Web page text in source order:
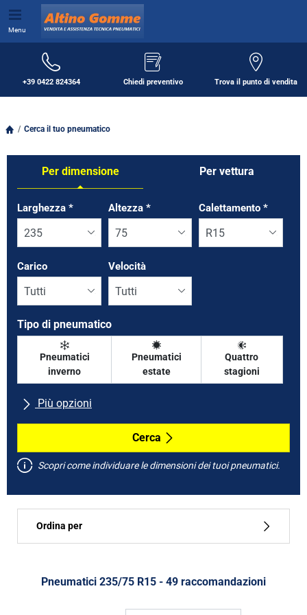
Menu
+39 0422 824364 Chiedi preventivo Trova il punto di vendita
Cerca il tuo pneumatico
Per dimensione Per vettura
Tab updated: Per dimensione
Larghezza * Altezza * Calettamento*
Carico Velocità
Tipo di pneumatico
Pneumatici
inverno
Pneumatici
estate
Quattro
stagioni
Più opzioni
Tutte le marche
Tipo di vettura
Run flat
Cerca
Scopri come individuare le dimensioni dei tuoi pneumatici.
Ordina per
Tipo di pneumatico
Pneumatici ‎235/75 R15 - 49 raccomandazioni